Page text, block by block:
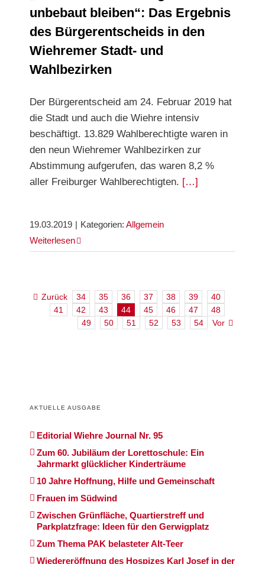
unbebaut bleiben“: Das Ergebnis
des Bürgerentscheids in den
Wiehremer Stadt- und
Wahlbezirken
Der Bürgerentscheid am 24. Februar 2019 hat
die Stadt und auch die Wiehre intensiv
beschäftigt. 13.829 Wahlberechtigte waren in
den neun Wiehremer Wahlbezirken zur
Abstimmung aufgerufen, das waren 8,2 %
aller Freiburger Wahlberechtigten. […]
19.03.2019 | Kategorien: Allgemein
Weiterlesen
Zurück 34 35 36 37 38 39
40
41
42 43 44 45 46 47
48
49
50 51 52 53 54 Vor
AKTUELLE AUSGABE
Editorial Wiehre Journal Nr. 95
Zum 60. Jubiläum der Lorettoschule: Ein
Jahrmarkt glücklicher Kinderträume
10 Jahre Hoffnung, Hilfe und Gemeinschaft
Frauen im Südwind
Zwischen Grünfläche, Quartierstreff und
Parkplatzfrage: Ideen für den Gerwigplatz
Zum Thema PAK belasteter Alt-Teer
Wiedereröffnung des Hospizes Karl Josef in der